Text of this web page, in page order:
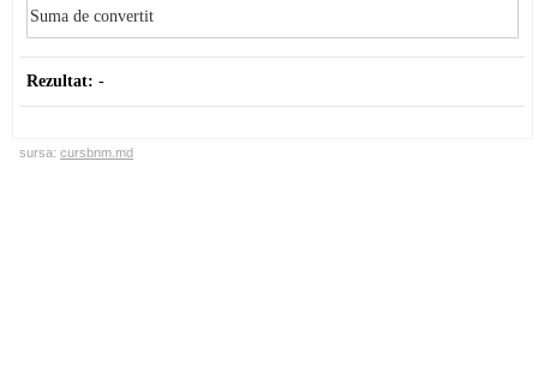
Rezultat: -
sursa: cursbnm.md